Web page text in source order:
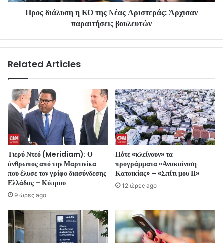
Προς διάλυση η ΚΟ της Νέας Αριστεράς: Άρχισαν
παραιτήσεις βουλευτών
Related Articles
Τιερύ Ντεό (Meridiam): Ο
άνθρωπος από την Μαρτινίκα
που έλυσε τον γρίφο διασύνδεσης
Ελλάδας – Κύπρου
9 ώρες ago
Πότε «κλείνουν» τα
προγράμματα «Ανακαίνιση
Κατοικίας» – «Σπίτι μου ΙΙ»
12 ώρες ago